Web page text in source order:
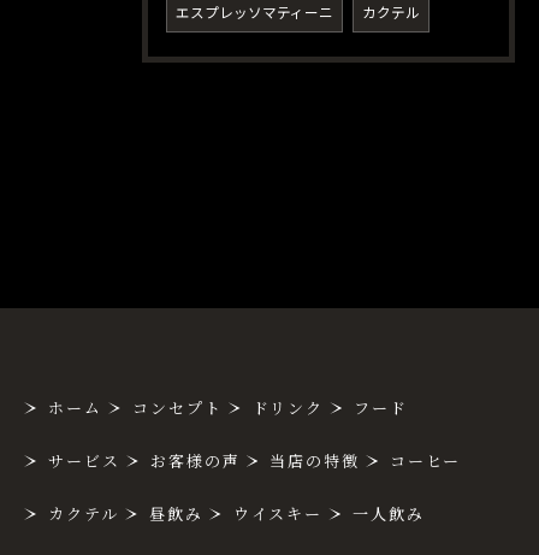
エスプレッソマティーニ カクテル
ホーム コンセプト ドリンク フード
サービス お客様の声 当店の特徴 コーヒー
カクテル 昼飲み ウイスキー 一人飲み